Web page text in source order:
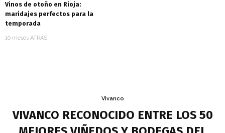
Vinos de otoño en Rioja:
maridajes perfectos para la
temporada
10 meses ATRÁS
Vivanco
VIVANCO RECONOCIDO ENTRE LOS 50